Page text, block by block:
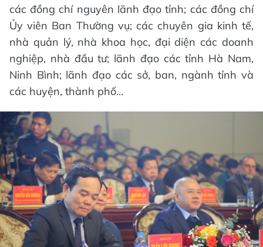
các đồng chí nguyên lãnh đạo tỉnh; các đồng chí
Ủy viên Ban Thường vụ; các chuyên gia kinh tế,
nhà quản lý, nhà khoa học, đại diện các doanh
nghiệp, nhà đầu tư; lãnh đạo các tỉnh Hà Nam,
Ninh Bình; lãnh đạo các sở, ban, ngành tỉnh và
các huyện, thành phố...